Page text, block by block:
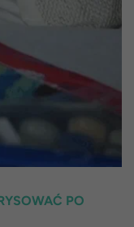
PO